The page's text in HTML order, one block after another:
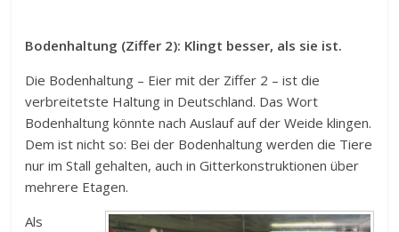
Bodenhaltung (Ziffer 2): Klingt besser, als sie ist.
Die Bodenhaltung – Eier mit der Ziffer 2 – ist die
verbreitetste Haltung in Deutschland. Das Wort
Bodenhaltung könnte nach Auslauf auf der Weide klingen.
Dem ist nicht so: Bei der Bodenhaltung werden die Tiere
nur im Stall gehalten, auch in Gitterkonstruktionen über
mehrere Etagen.
Als